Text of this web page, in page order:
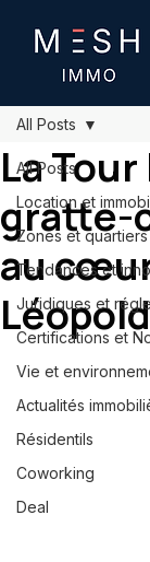
All Posts
Location et
Zones et quartiers
Tendances et
Juridiques et
Certifications et
Vie et
Actualités
Résidentils
Coworking
Deal
All Posts
La
gratte-
au
Léopold